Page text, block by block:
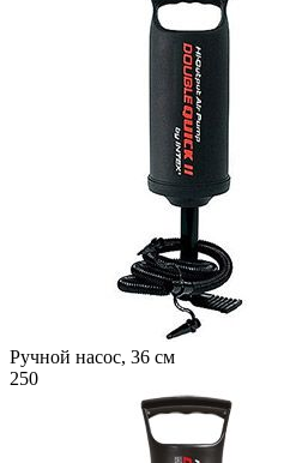
Ручной насос, 36 см
250